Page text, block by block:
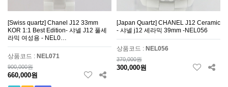
[Swiss quartz] Chanel J12 33mm
KOR 1:1 Best Edition- 샤넬 J12 풀세
라믹 여성용 - NEL0…
상품코드 : NEL071
900,000원
660,000원
[Japan Quartz] CHANEL J12 Ceramic
- 샤넬 j12 세라믹 39mm -NEL056
상품코드 : NEL056
370,000원
300,000원